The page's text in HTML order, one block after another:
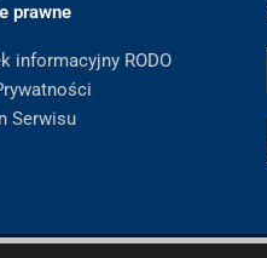
prawne
informacyjny RODO
Serwisu